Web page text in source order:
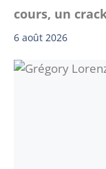
cours, un
6 août 2026